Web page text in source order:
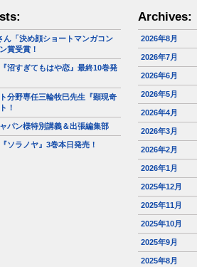
ん「決め顔ショートマンガコン
賞受賞！
沼すぎてもはや恋』最終10巻発
分野専任三輪牧巳先生『顕現奇
！
パン様特別講義＆出張編集部
ソラノヤ』3巻本日発売！
Archives:
2026年8月
2026年7月
2026年6月
2026年5月
2026年4月
2026年3月
2026年2月
2026年1月
2025年12月
2025年11月
2025年10月
2025年9月
2025年8月